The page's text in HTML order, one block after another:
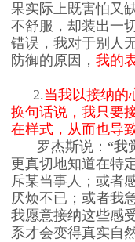
果实际上既害怕又
不舒服，却装出一
错误，我对于别人
防御的原因， 我的
2.当我以接纳的
换句话说，我只要
在样式，从而也导
罗杰斯说：“我
更真切地知道在特
斥某当事人；或者
厌烦不已；或者我
我愿意接纳这些感
系才会变得真实自